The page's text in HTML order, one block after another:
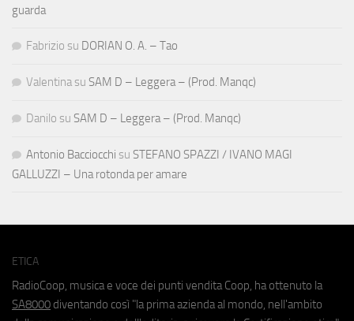
guarda
Fabrizio su DORIAN O. A. – Tao
Valentina su SAM D – Leggera – (Prod. Manqc)
Danilo su SAM D – Leggera – (Prod. Manqc)
Antonio Bacciocchi su STEFANO SPAZZI / IVANO MAGI
GALLUZZI – Una rotonda per amare
ETICA
RadioCoop, musica e voce dei punti vendita Coop, ha ottenuto la
SA8000 diventando così "la prima azienda al mondo, nell'ambito